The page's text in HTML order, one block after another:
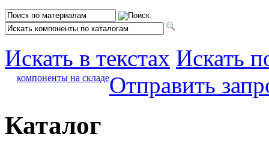
Искать в текстах Искать
компоненты на складеОтправить
Каталог